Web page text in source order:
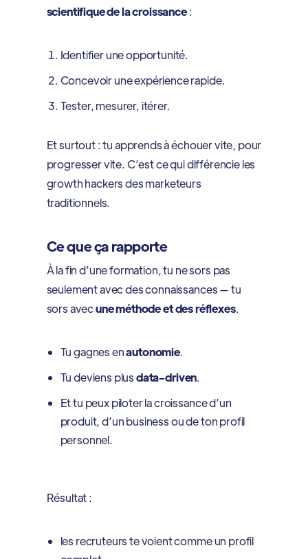
scientifique de la croissance:
Identifier une opportunité.
Concevoir une expérience rapide.
Tester, mesurer, itérer.
Et surtout : tu apprends à échouer vite, pour
progresser vite. C’est ce qui différencie les
growth hackers des marketeurs
traditionnels.
Ce que ça rapporte
À la fin d’une formation, tu ne sors pas
seulement avec des connaissances — tu
sors avecune méthode et des réflexes.
Tu gagnes enautonomie.
Tu deviens plusdata-driven.
Et tu peux piloter la croissance d’un
produit, d’un business ou de ton profil
personnel.
Résultat :
les recruteurs te voient comme un profil